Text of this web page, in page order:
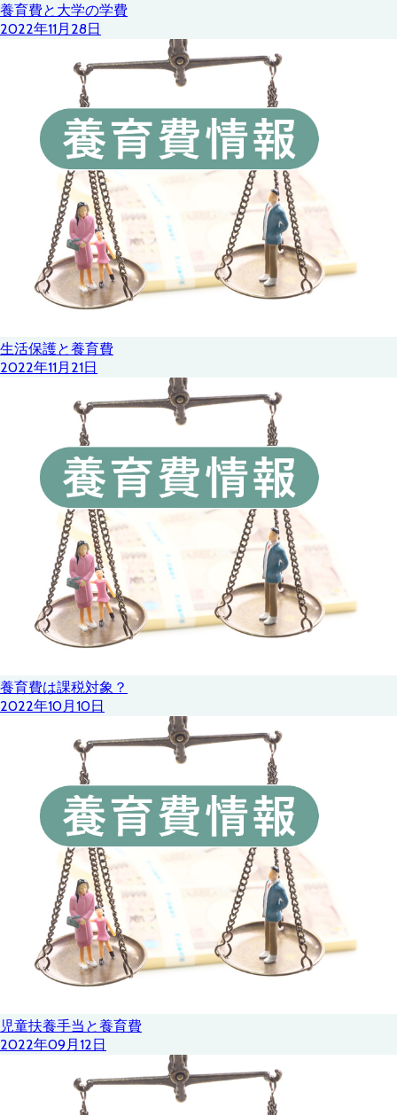
養育費と大学の学費
2022年11月28日
生活保護と養育費
2022年11月21日
養育費は課税対象？
2022年10月10日
児童扶養手当と養育費
2022年09月12日